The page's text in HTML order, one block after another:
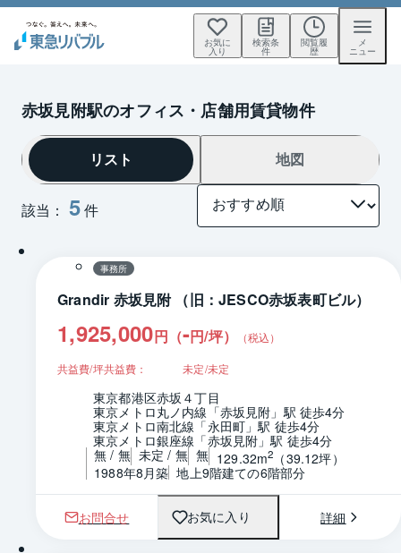
お気に
入り
検索条
件
閲覧履
歴
メ
ニュー
赤坂見附駅のオフィス・店舗用賃貸物件
該当： 5件
リスト 地図
1 / 0 間取り
事務所
Grandir 赤坂見附 （旧：JESCO赤坂表町ビル）
1,925,000円（-円/坪） （税込）
共益費/坪共益費： 未定/未定
東京都港区赤坂４丁目
東京メトロ丸ノ内線「赤坂見附」駅 徒歩4分
東京メトロ南北線「永田町」駅 徒歩4分
東京メトロ銀座線「赤坂見附」駅 徒歩4分
無 / 無 未定 / 無 無 129.32m2 （39.12坪）
1988年8月築 地上9階建ての6階部分
お問合せ お気に入り 詳細
1 / 0 間取り